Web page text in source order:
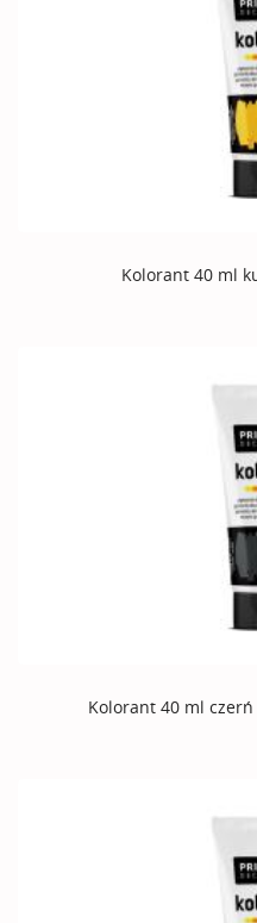
Kolorant 40 ml
Kolorant 40 ml czerń